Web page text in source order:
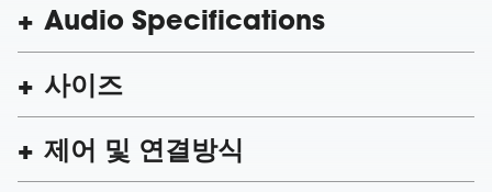
Audio Specifications
사이즈
제어 및 연결방식